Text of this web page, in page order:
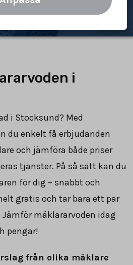
i
i Stocksund? Med
du enkelt få erbjudanden
och jämföra både priser
tjänster. På så sätt kan du
för dig – snabbt och
gratis och tar bara ett par
mäklararvoden idag
pengar!
från olika mäklare